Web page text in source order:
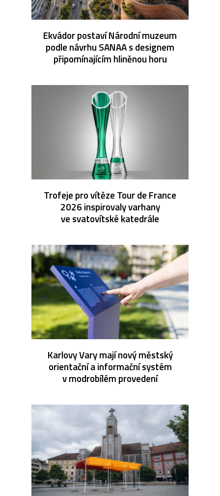
Ekvádor postaví Národní muzeum
podle návrhu SANAA s designem
připomínajícím hliněnou horu
Trofeje pro vítěze Tour de France
2026 inspirovaly varhany
ve svatovítské katedrále
Karlovy Vary mají nový městský
orientační a informační systém
v modrobílém provedení